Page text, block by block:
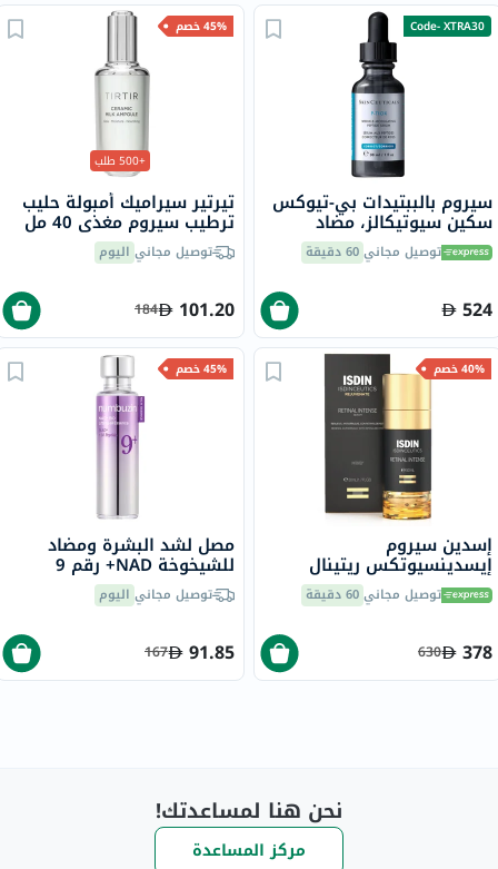
Code- XTRA30
سيروم بالببتيدات بي-تيوكس
سكين سيوتيكالز، مضاد
للتجاعيد - 30 ملتوصيل مجاني60 دقيقة
524
45% خصم
+500 طلب
تيرتير سيراميك أمبولة حليب
ترطيب سيروم مغذي 40 مل
توصيل مجاني اليوم
101.20
184
40% خصم
إسدين سيروم
إيسدينسيوتكس ريتينال
إنتنس الليلي المضاد للتجاعيد
50 مل توصيل مجاني60 دقيقة
378
630
45% خصم
مصل لشد البشرة ومضاد
للشيخوخة NAD+ رقم 9
نومبوزين
توصيل مجاني اليوم
91.85
167
نحن هنا لمساعدتك!
مركز المساعدة